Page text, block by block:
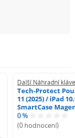
Další Náhradní
Tech-Protect
11 (2025) / iPad
SmartCase
0 %
(0 hodnocení)